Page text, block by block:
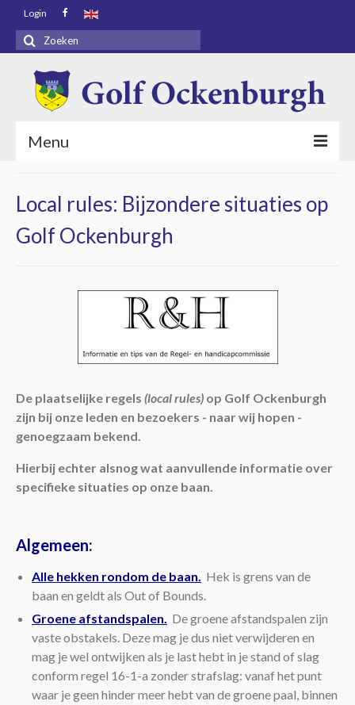
Login
Zoeken
naar:
Menu
Bezoekers
Local rules: Bijzondere situaties op
Golf Ockenburgh
De plaatselijke regels (local rules) op Golf Ockenburgh
zijn bij onze leden en bezoekers - naar wij hopen -
genoegzaam bekend.
Hierbij echter alsnog wat aanvullende informatie over
specifieke situaties op onze baan.
Algemeen:
Alle hekken rondom de baan. Hek is grens van de
baan en geldt als Out of Bounds.
Groene afstandspalen. De groene afstandspalen zijn
vaste obstakels. Deze mag je dus niet verwijderen en
mag je wel ontwijken als je last hebt in je stand of slag
conform regel 16-1-a zonder strafslag: vanaf het punt
waar je geen hinder meer hebt van de groene paal, binnen